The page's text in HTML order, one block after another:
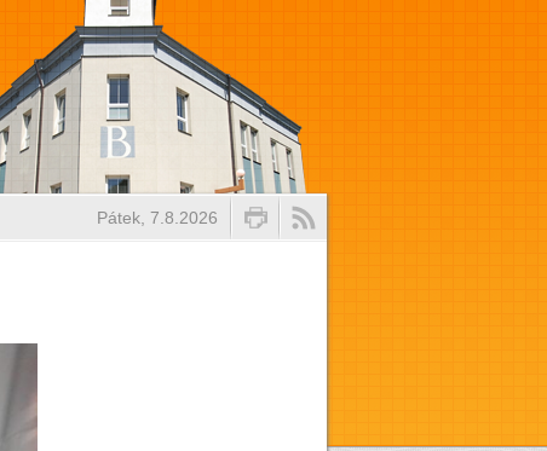
Pátek, 7.8.2026